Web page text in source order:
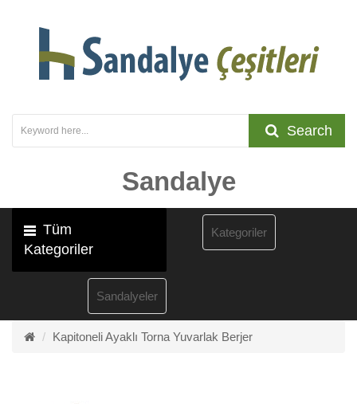
Search
Sandalye
Tüm
Kategoriler
Sandalyeler
Kategoriler
Kapitoneli Ayaklı Torna Yuvarlak Berjer